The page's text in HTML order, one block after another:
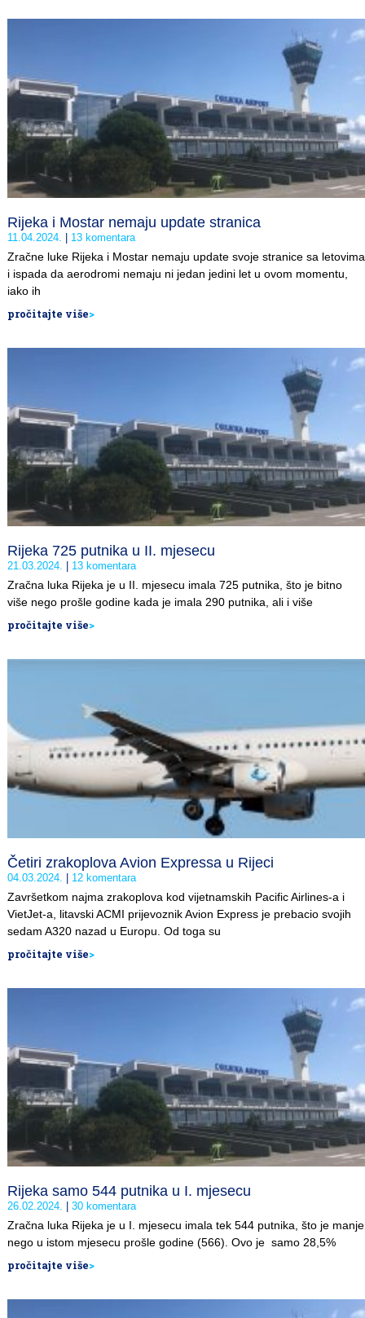
Rijeka i Mostar nemaju update stranica
11.04.2024. 13 komentara
Zračne luke Rijeka i Mostar nemaju update svoje stranice sa letovima
i ispada da aerodromi nemaju ni jedan jedini let u ovom momentu,
iako ih
pročitajte više>
Rijeka 725 putnika u II. mjesecu
21.03.2024. 13 komentara
Zračna luka Rijeka je u II. mjesecu imala 725 putnika, što je bitno
više nego prošle godine kada je imala 290 putnika, ali i više
pročitajte više>
Četiri zrakoplova Avion Expressa u Rijeci
04.03.2024. 12 komentara
Završetkom najma zrakoplova kod vijetnamskih Pacific Airlines-a i
VietJet-a, litavski ACMI prijevoznik Avion Express je prebacio svojih
sedam A320 nazad u Europu. Od toga su
pročitajte više>
Rijeka samo 544 putnika u I. mjesecu
26.02.2024. 30 komentara
Zračna luka Rijeka je u I. mjesecu imala tek 544 putnika, što je manje
nego u istom mjesecu prošle godine (566). Ovo je samo 28,5%
pročitajte više>